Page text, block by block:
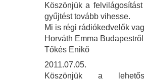
Köszönjük a
gyűjtést tovább vihesse.
Mi is régi rádiókedvelők
Horváth Emma Budapestről
Tőkés Enikő
2011.07.05.
Köszönjük a